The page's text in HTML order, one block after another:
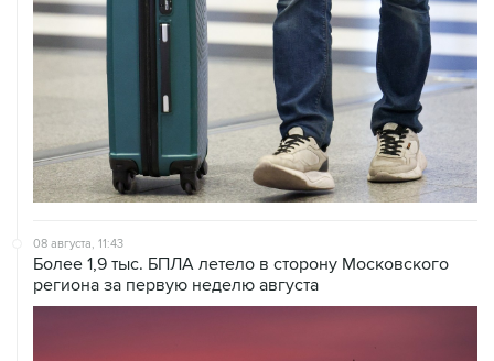
08 августа, 11:43
Более 1,9 тыс. БПЛА летело в сторону Московского
региона за первую неделю августа